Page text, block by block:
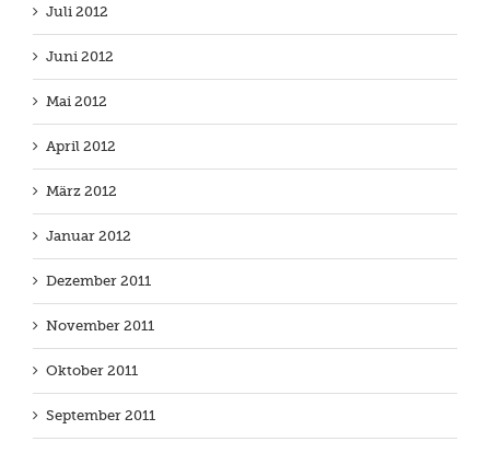
Juli 2012
Juni 2012
Mai 2012
April 2012
März 2012
Januar 2012
Dezember 2011
November 2011
Oktober 2011
September 2011